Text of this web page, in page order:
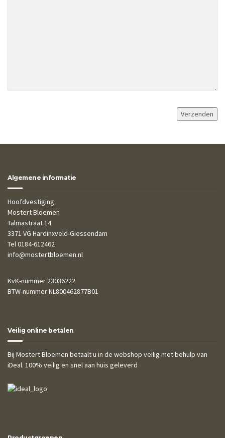
Algemene informatie
Hoofdvestiging
Mostert Bloemen
Talmastraat 14
3371 VG Hardinxveld-Giessendam
Tel 0184-612462
info@mostertbloemen.nl
KvK-nummer 23036222
BTW-nummer NL800462877B01
Veilig online betalen
Bij Mostert Bloemen betaalt u in de webshop veilig met behulp van
iDeal. 100% veilig en snel aan huis geleverd